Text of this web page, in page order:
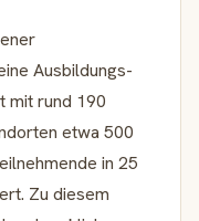
Ausbildungs-
mit rund 190
etwa 500
in 25
Zu diesem